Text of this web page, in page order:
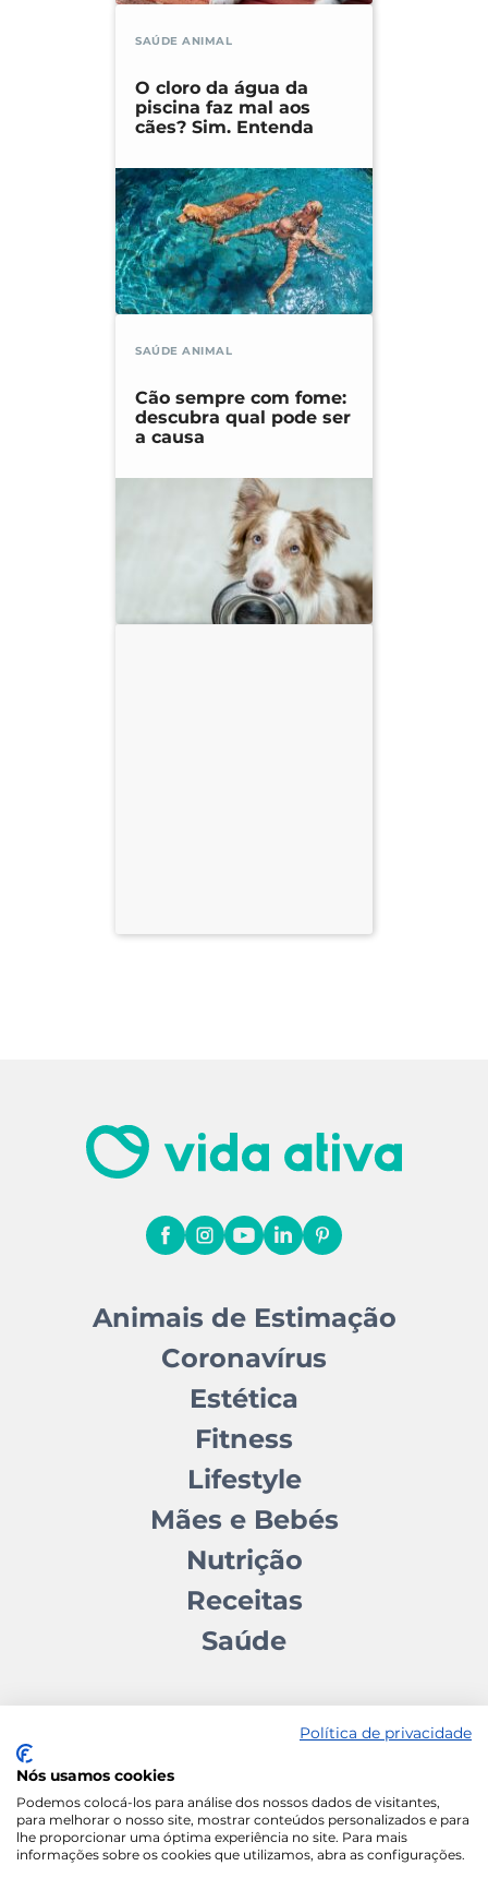
SAÚDE ANIMAL
O cloro da água da
piscina faz mal aos
cães? Sim. Entenda
SAÚDE ANIMAL
Cão sempre com fome:
descubra qual pode ser
a causa
Animais de Estimação
Coronavírus
Estética
Fitness
Lifestyle
Mães e Bebés
Nutrição
Receitas
Saúde
Contactos Quem somos Autores
Estatuto Editorial
Ficha Técnica
Manifesto
Política de privacidade
Nós usamos cookies
Podemos colocá-los para análise dos nossos dados de visitantes,
para melhorar o nosso site, mostrar conteúdos personalizados e para
lhe proporcionar uma óptima experiência no site. Para mais
informações sobre os cookies que utilizamos, abra as configurações.